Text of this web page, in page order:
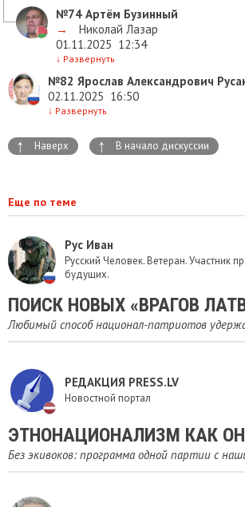
№74 Артём Бузинный
→
Николай Лазар
01.11.2025 12:34
↓ Развернуть
№82 Ярослав Александрович
02.11.2025 16:50
↓ Развернуть
↑ Наверх ↑ В начало дискуссии
Еще по теме
Рус Иван
Русский Человек. Ветеран. Участник
будущих.
ПОИСК НОВЫХ «ВРАГОВ
Любимый способ национал-патриотов
РЕДАКЦИЯ PRESS.LV
Новостной портал
ЭТНОНАЦИОНАЛИЗМ КАК
Без экивоков: программа одной партии с